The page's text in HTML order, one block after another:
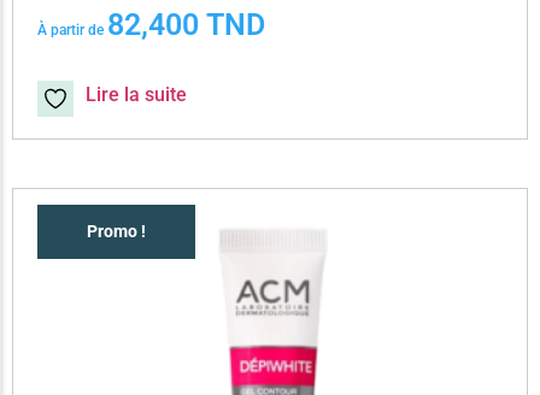
Promo !
À partir de 82,400 TND
Lire la suite